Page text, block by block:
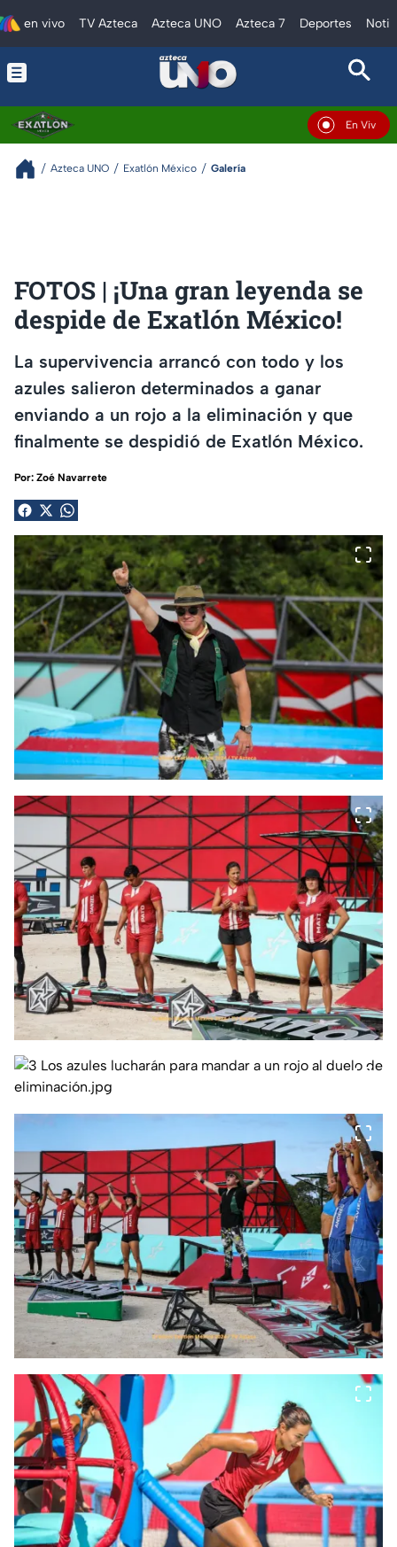
en vivo TV Azteca Azteca UNO Azteca 7 Deportes
En Vivo
Azteca UNO Exatlón México Galería
FOTOS | ¡Una gran leyenda se
despide de Exatlón México!
La supervivencia arrancó con todo y los
azules salieron determinados a ganar
enviando a un rojo a la eliminación y que
finalmente se despidió de Exatlón México.
Por: Zoé Navarrete